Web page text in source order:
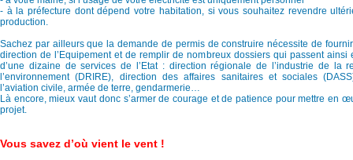
- à la préfecture dont dépend votre habitation, si vous souhaitez revendre
production.
Sachez par ailleurs que la demande de permis de construire nécessite de
direction de l’Equipement et de remplir de nombreux dossiers qui passent ainsi
d’une dizaine de services de l’Etat : direction régionale de l’industrie de la
l’environnement (DRIRE), direction des affaires sanitaires et sociales
l’aviation civile, armée de terre, gendarmerie…
Là encore, mieux vaut donc s’armer de courage et de patience pour mettre en
projet.
Vous savez d’où vient le vent !